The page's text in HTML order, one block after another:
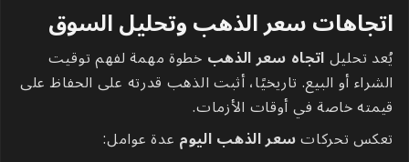
اتجاهات سعر الذهب وتحليل السوق
يُعد تحليلاتجاه سعر الذهب خطوة مهمة لفهم توقيت
الشراء أو البيع. تاريخيًا، أثبت الذهب قدرته على الحفاظ على
قيمته خاصة في أوقات الأزمات.
تعكس تحركاتسعر الذهب اليوم عدة عوامل: